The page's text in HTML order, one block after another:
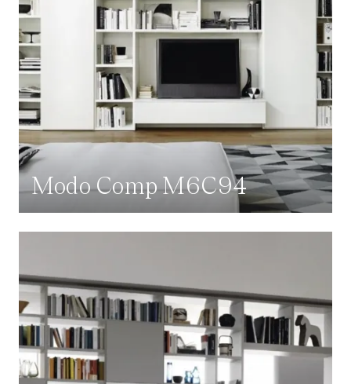
Modo Comp M6C94